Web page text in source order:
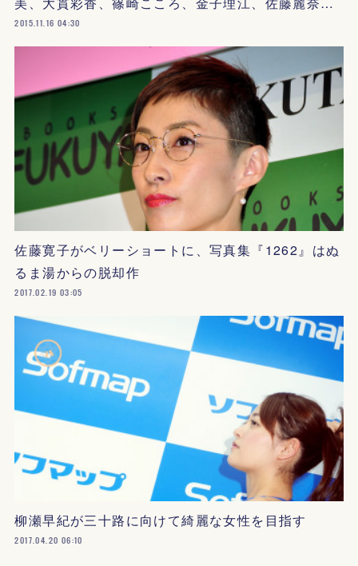
2015.11.16 04:30
佐藤寛子がベリーショートに、写真集『1262』はぬ
るま湯からの脱却作
2017.02.19 03:05
柳瀬早紀が三十路に向けて綺麗な女性を目指す
2017.04.20 06:10